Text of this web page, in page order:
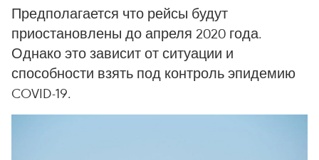
Предполагается что рейсы будут
приостановлены до апреля 2020 года.
Однако это зависит от ситуации и
способности взять под контроль эпидемию
COVID-19.